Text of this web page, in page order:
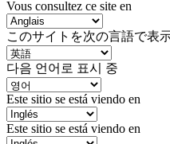
Vous consultez ce site en
このサイトを次の言語で表
다음 언어로 표시 중
Este sitio se está viendo en
Este sitio se está viendo en